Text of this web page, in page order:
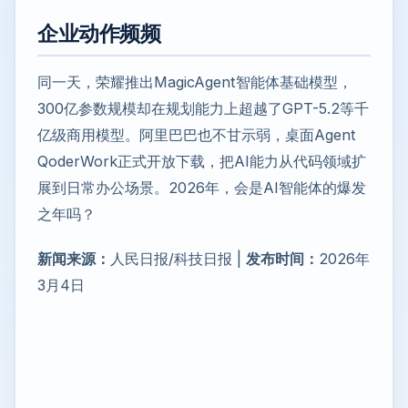
企业动作频频
同一天，荣耀推出MagicAgent智能体基础模型，
300亿参数规模却在规划能力上超越了GPT-5.2等千
亿级商用模型。阿里巴巴也不甘示弱，桌面Agent
QoderWork正式开放下载，把AI能力从代码领域扩
展到日常办公场景。2026年，会是AI智能体的爆发
之年吗？
新闻来源： 人民日报/科技日报 | 发布时间： 2026年
3月4日